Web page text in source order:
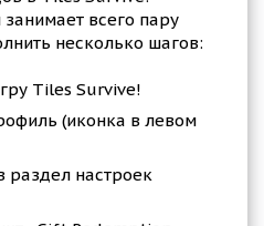
всего пару
несколько шагов:
Tiles Survive!
(иконка в левом
настроек